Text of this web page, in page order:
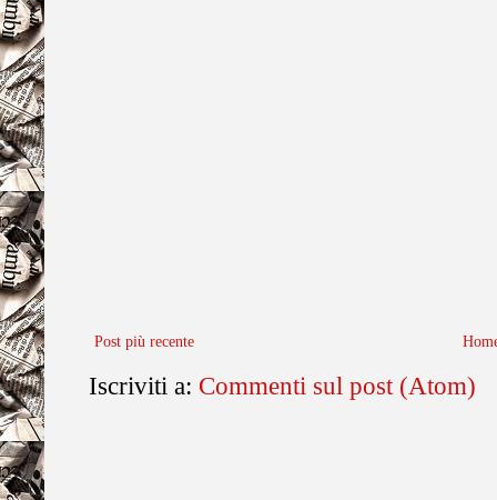
Post più recente
Iscriviti a: Commenti sul post (Atom)